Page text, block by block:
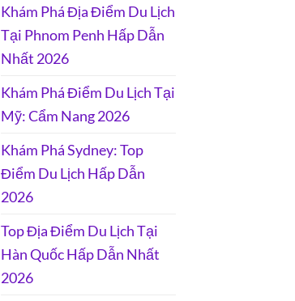
Khám Phá Địa Điểm Du Lịch
Tại Phnom Penh Hấp Dẫn
Nhất 2026
Khám Phá Điểm Du Lịch Tại
Mỹ: Cẩm Nang 2026
Khám Phá Sydney: Top
Điểm Du Lịch Hấp Dẫn
2026
Top Địa Điểm Du Lịch Tại
Hàn Quốc Hấp Dẫn Nhất
2026